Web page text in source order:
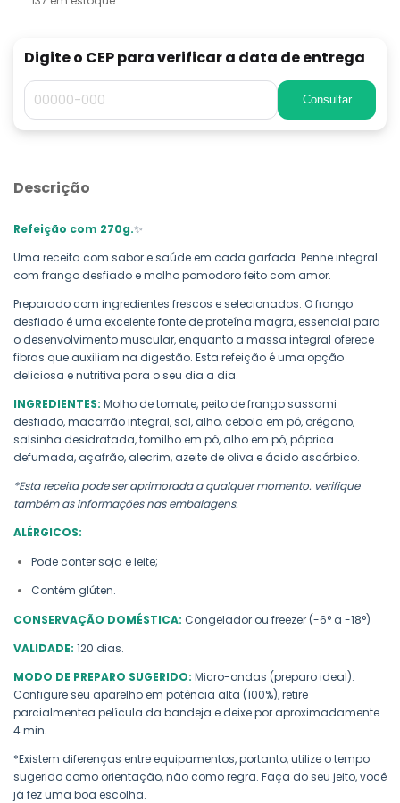
Digite o CEP para verificar a data de entrega
Consultar
Descrição
Refeição com 270g.✨
Uma receita com sabor e saúde em cada garfada. Penne integral
com frango desfiado e molho pomodoro feito com amor.
Preparado com ingredientes frescos e selecionados. O frango
desfiado é uma excelente fonte de proteína magra, essencial para
o desenvolvimento muscular, enquanto a massa integral oferece
fibras que auxiliam na digestão. Esta refeição é uma opção
deliciosa e nutritiva para o seu dia a dia.
INGREDIENTES: Molho de tomate, peito de frango sassami
desfiado, macarrão integral, sal, alho, cebola em pó, orégano,
salsinha desidratada, tomilho em pó, alho em pó, páprica
defumada, açafrão, alecrim, azeite de oliva e ácido ascórbico.
*Esta receita pode ser aprimorada a qualquer momento. verifique
também as informações nas embalagens.
ALÉRGICOS:
Pode conter soja e leite;
Contém glúten.
CONSERVAÇÃO DOMÉSTICA: Congelador ou freezer (-6° a -18°)
VALIDADE: 120 dias.
MODO DE PREPARO SUGERIDO: Micro-ondas (preparo ideal):
Configure seu aparelho em potência alta (100%), retire
parcialmentea película da bandeja e deixe por aproximadamente
4 min.
*Existem diferenças entre equipamentos, portanto, utilize o tempo
sugerido como orientação, não como regra. Faça do seu jeito, você
já fez uma boa escolha.